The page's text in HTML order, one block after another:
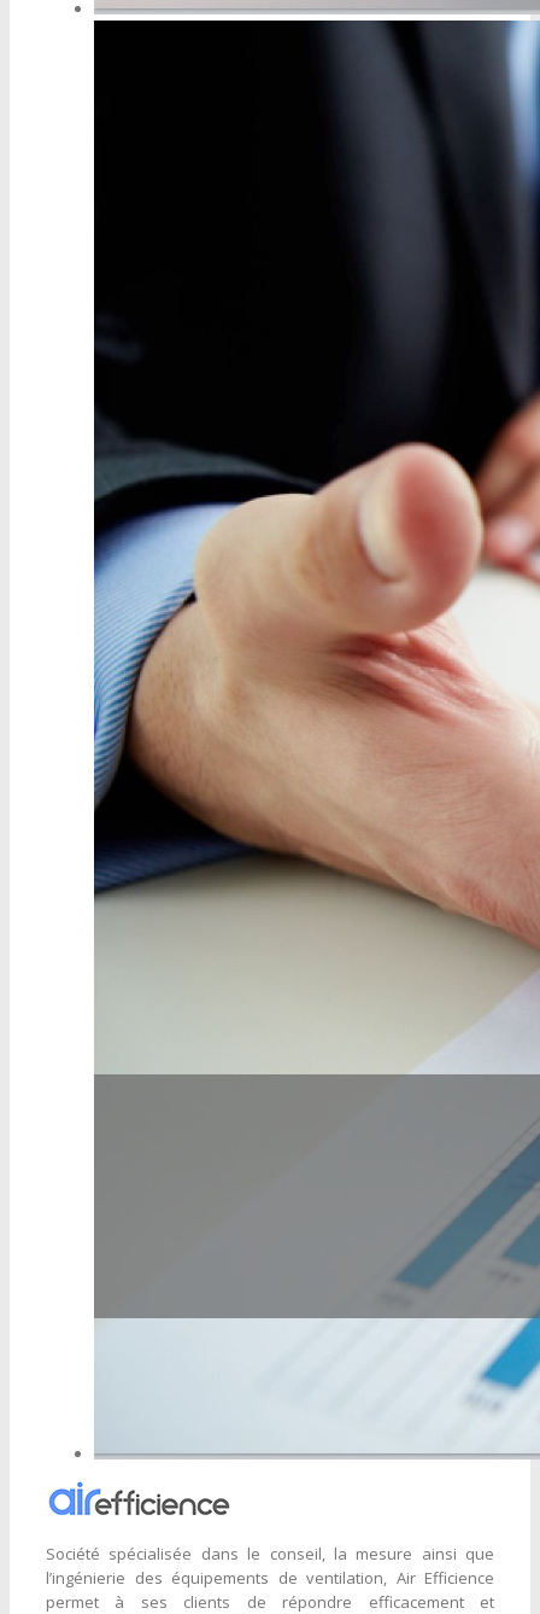
Société spécialisée dans le conseil, la mesure ainsi que
l’ingénierie des équipements de ventilation, Air Efficience
permet à ses clients de répondre efficacement et